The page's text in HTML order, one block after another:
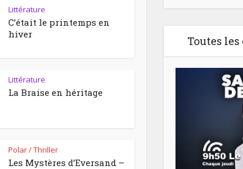
Littérature
C’était le printemps en
hiver
Littérature
La Braise en héritage
Polar / Thriller
Les Mystères d’Eversand –
Toutes